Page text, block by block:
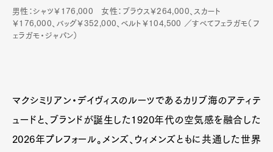
Art&Design Watch Fashion
男性：シャツ￥176,000 女性：ブラウス￥264,000、スカート
￥176,000、バッグ￥352,000、ベルト￥104,500 ／すべてフェラガモ（フ
ェラガモ・ジャパン）
マクシミリアン・デイヴィスのルーツであるカリブ海のアティテ
ュードと、ブランドが誕生した1920年代の空気感を融合した
2026年プレフォール。メンズ、ウィメンズともに共通した世界